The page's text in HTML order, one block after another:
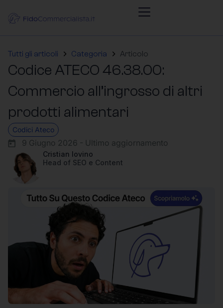
Tutti gli articoli Categoria Articolo
Codice ATECO 46.38.00:
Commercio all’ingrosso di altri
prodotti alimentari
Codici Ateco
9 Giugno 2026 - Ultimo aggiornamento
Cristian Iovino
Head of SEO e Content